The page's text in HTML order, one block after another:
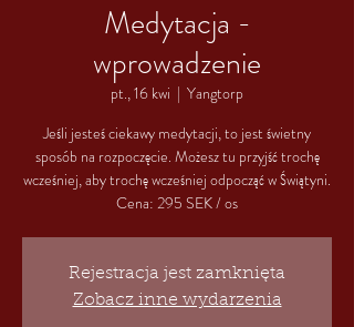
Medytacja -
wprowadzenie
pt., 16 kwi
  |
Yangtorp
Jeśli jesteś ciekawy medytacji, to jest świetny
sposób na rozpoczęcie. Możesz tu przyjść trochę
wcześniej, aby trochę wcześniej odpocząć w Świątyni.
Cena: 295 SEK / os
Rejestracja jest zamknięta
Zobacz inne wydarzenia